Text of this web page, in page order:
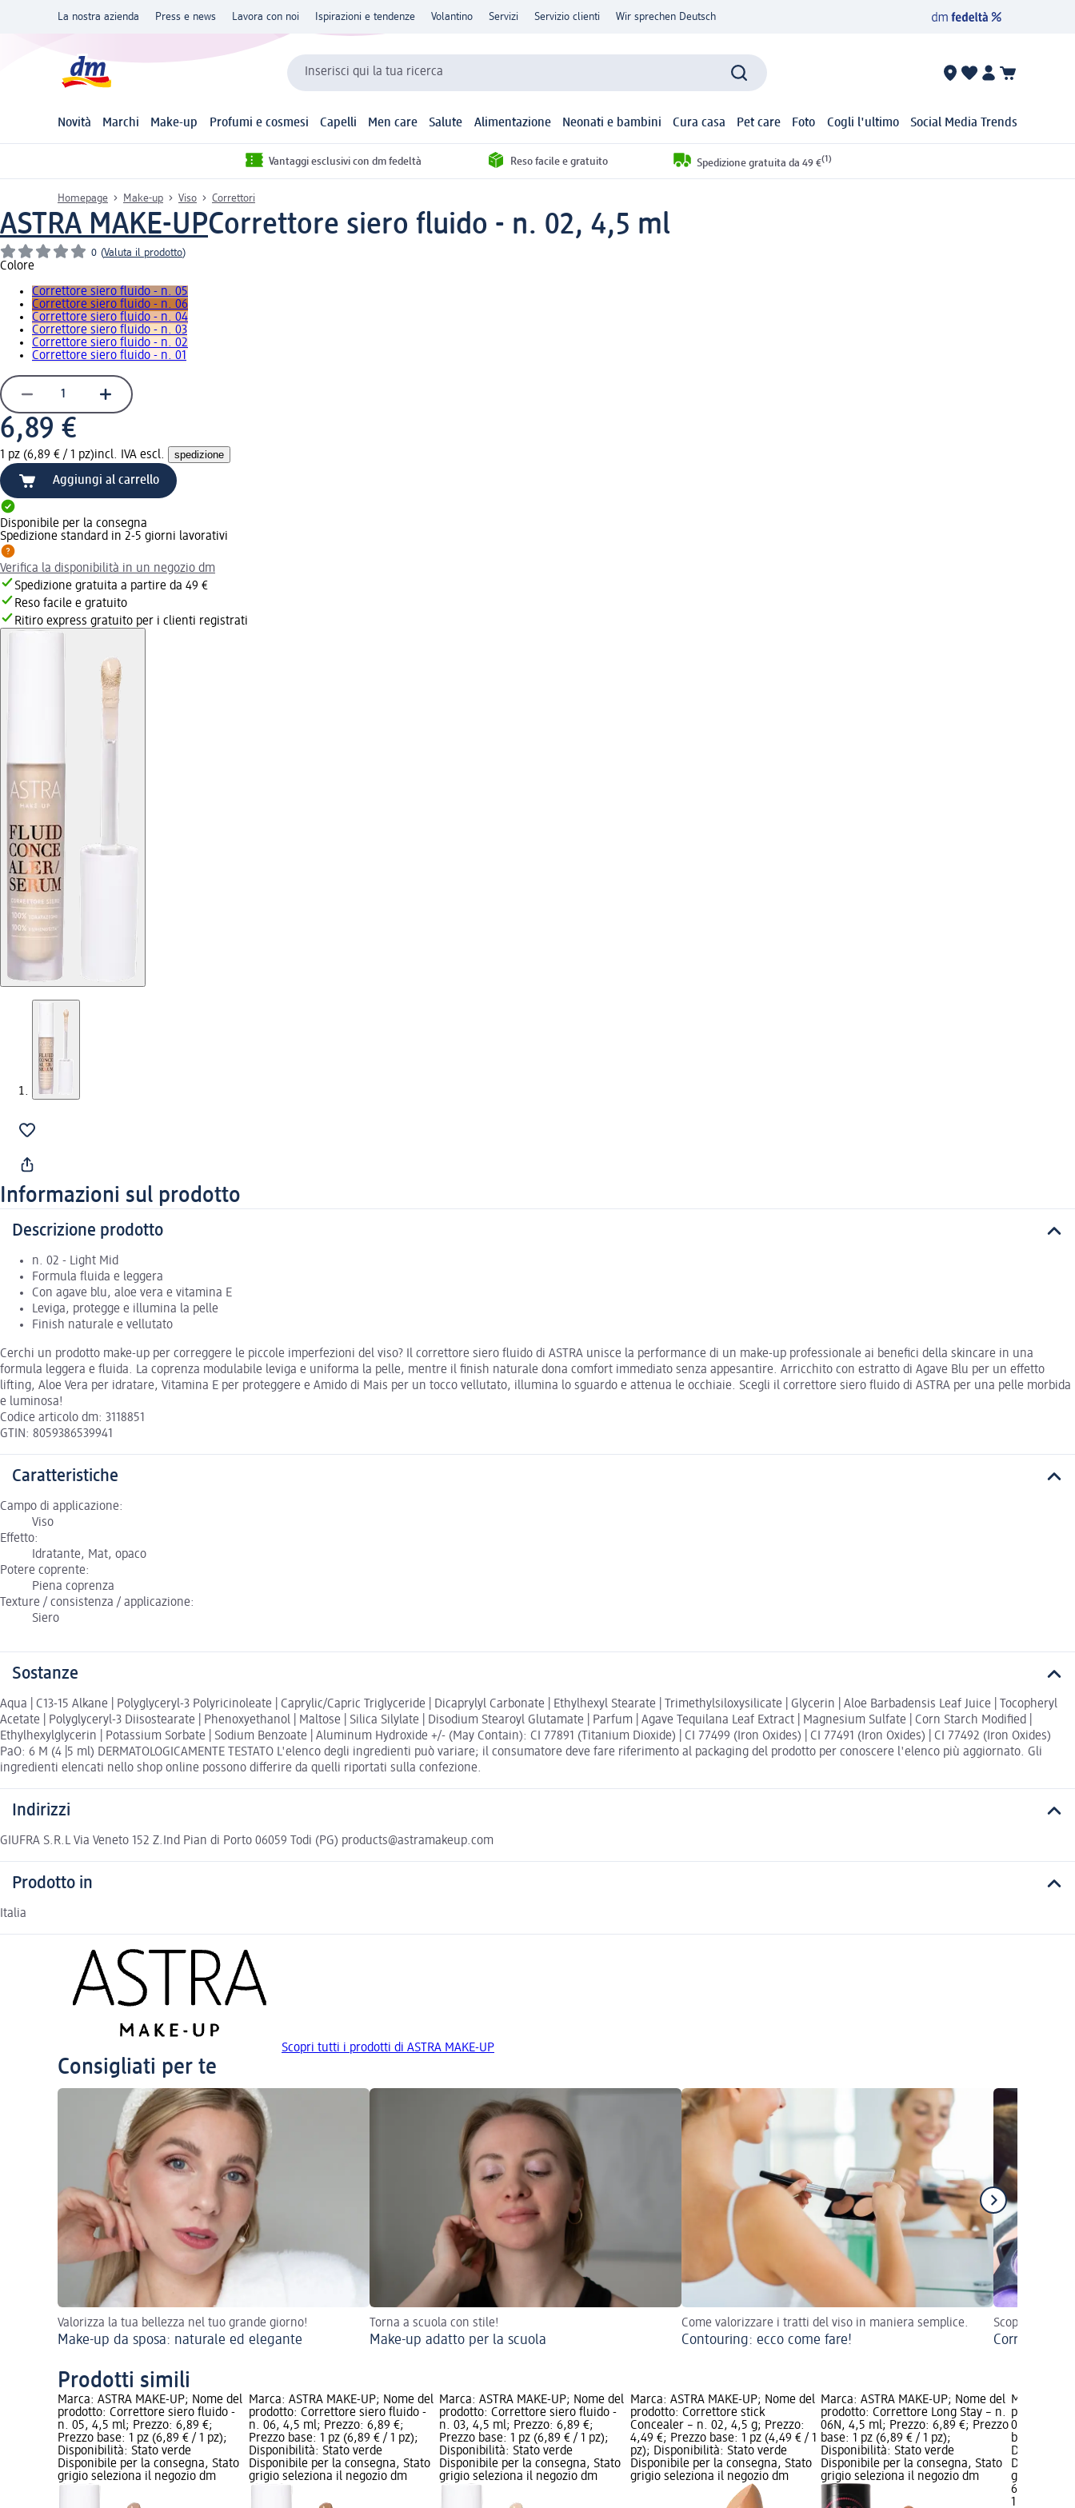
La nostra azienda Press e news Lavora con noi Ispirazioni e tendenze Volantino Servizi Servizio clienti Wir sprechen Deutsch
Inserisci qui la tua ricerca
Novità Marchi Make-up Profumi e cosmesi Capelli Men care Salute Alimentazione Neonati e bambini Cura casa Pet care Foto Cogli l'ultimo Social Media Trends
Vantaggi esclusivi con dm fedeltà Reso facile e gratuito Spedizione gratuita da 49 €(1)
Homepage Make-up Viso Correttori
ASTRA MAKE-UPCorrettore siero fluido - n. 02, 4,5 ml
0 (Valuta il prodotto)
Colore
Correttore siero fluido - n. 05
Correttore siero fluido - n. 06
Correttore siero fluido - n. 04
Correttore siero fluido - n. 03
Correttore siero fluido - n. 02
Correttore siero fluido - n. 01
6,89 €
1 pz (6,89 € / 1 pz)incl. IVA escl. spedizione
Aggiungi al carrello
Disponibile per la consegna
Spedizione standard in 2-5 giorni lavorativi
Verifica la disponibilità in un negozio dm
Spedizione gratuita a partire da 49 €
Reso facile e gratuito
Ritiro express gratuito per i clienti registrati
Informazioni sul prodotto
Descrizione prodotto
n. 02 - Light Mid
Formula fluida e leggera
Con agave blu, aloe vera e vitamina E
Leviga, protegge e illumina la pelle
Finish naturale e vellutato
Cerchi un prodotto make-up per correggere le piccole imperfezioni del viso? Il correttore siero fluido di ASTRA unisce la performance di un make-up professionale ai benefici della skincare in una
formula leggera e fluida. La coprenza modulabile leviga e uniforma la pelle, mentre il finish naturale dona comfort immediato senza appesantire. Arricchito con estratto di Agave Blu per un effetto
lifting, Aloe Vera per idratare, Vitamina E per proteggere e Amido di Mais per un tocco vellutato, illumina lo sguardo e attenua le occhiaie. Scegli il correttore siero fluido di ASTRA per una pelle morbida
e luminosa!
Codice articolo dm: 3118851
GTIN: 8059386539941
Caratteristiche
Campo di applicazione:
Viso
Effetto:
Idratante, Mat, opaco
Potere coprente:
Piena coprenza
Texture / consistenza / applicazione:
Siero
Sostanze
Aqua | C13-15 Alkane | Polyglyceryl-3 Polyricinoleate | Caprylic/Capric Triglyceride | Dicaprylyl Carbonate | Ethylhexyl Stearate | Trimethylsiloxysilicate | Glycerin | Aloe Barbadensis Leaf Juice | Tocopheryl
Acetate | Polyglyceryl-3 Diisostearate | Phenoxyethanol | Maltose | Silica Silylate | Disodium Stearoyl Glutamate | Parfum | Agave Tequilana Leaf Extract | Magnesium Sulfate | Corn Starch Modified |
Ethylhexylglycerin | Potassium Sorbate | Sodium Benzoate | Aluminum Hydroxide +/- (May Contain): CI 77891 (Titanium Dioxide) | CI 77499 (Iron Oxides) | CI 77491 (Iron Oxides) | CI 77492 (Iron Oxides)
PaO: 6 M (4 |5 ml) DERMATOLOGICAMENTE TESTATO L'elenco degli ingredienti può variare; il consumatore deve fare riferimento al packaging del prodotto per conoscere l'elenco più aggiornato. Gli
ingredienti elencati nello shop online possono differire da quelli riportati sulla confezione.
Indirizzi
GIUFRA S.R.L Via Veneto 152 Z.Ind Pian di Porto 06059 Todi (PG) products@astramakeup.com
Prodotto in
Italia
Scopri tutti i prodotti di ASTRA MAKE-UP
Consigliati per te
Valorizza la tua bellezza nel tuo grande giorno!
Make-up da sposa: naturale ed elegante
Torna a scuola con stile!
Make-up adatto per la scuola
Come valorizzare i tratti del viso in maniera semplice.
Contouring: ecco come fare!
Scopri il
Correggi le
Prodotti simili
Marca: ASTRA MAKE-UP; Nome del
prodotto: Correttore siero fluido -
n. 05, 4,5 ml; Prezzo: 6,89 €;
Prezzo base: 1 pz (6,89 € / 1 pz);
Disponibilità: Stato verde
Disponibile per la consegna, Stato
grigio seleziona il negozio dm
Marca: ASTRA MAKE-UP; Nome del
prodotto: Correttore siero fluido -
n. 06, 4,5 ml; Prezzo: 6,89 €;
Prezzo base: 1 pz (6,89 € / 1 pz);
Disponibilità: Stato verde
Disponibile per la consegna, Stato
grigio seleziona il negozio dm
Marca: ASTRA MAKE-UP; Nome del
prodotto: Correttore siero fluido -
n. 03, 4,5 ml; Prezzo: 6,89 €;
Prezzo base: 1 pz (6,89 € / 1 pz);
Disponibilità: Stato verde
Disponibile per la consegna, Stato
grigio seleziona il negozio dm
Marca: ASTRA MAKE-UP; Nome del
prodotto: Correttore stick
Concealer – n. 02, 4,5 g; Prezzo:
4,49 €; Prezzo base: 1 pz (4,49 € / 1
pz); Disponibilità: Stato verde
Disponibile per la consegna, Stato
grigio seleziona il negozio dm
Marca: ASTRA MAKE-UP; Nome del
prodotto: Correttore Long Stay – n.
06N, 4,5 ml; Prezzo: 6,89 €; Prezzo
base: 1 pz (6,89 € / 1 pz);
Disponibilità: Stato verde
Disponibile per la consegna, Stato
grigio seleziona il negozio dm
Marca:
prodotto:
05W, 4,5
base: 1 pz
Disponibile
grigio
6,89 €
1 pz (6,89 €